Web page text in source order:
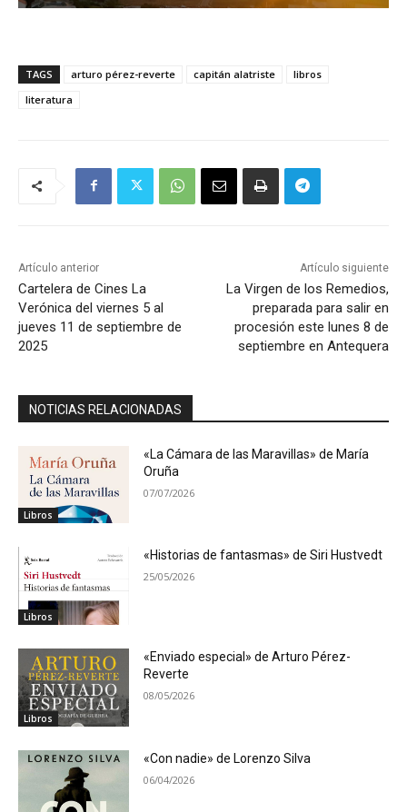
TAGS arturo pérez-reverte capitán alatriste
libros
literatura
Artículo anterior
Cartelera de Cines La
Verónica del viernes 5 al
jueves 11 de septiembre de
2025
Artículo siguiente
La Virgen de los Remedios,
preparada para salir en
procesión este lunes 8 de
septiembre en Antequera
NOTICIAS RELACIONADAS
Libros
«La Cámara de las Maravillas» de María
Oruña
07/07/2026
Libros
«Historias de fantasmas» de Siri Hustvedt
25/05/2026
Libros
«Enviado especial» de Arturo Pérez-
Reverte
08/05/2026
«Con nadie» de Lorenzo Silva
06/04/2026